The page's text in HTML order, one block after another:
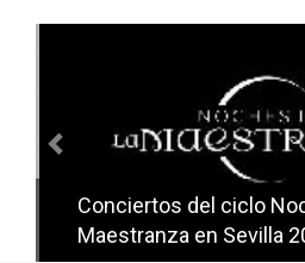
Conciertos del ciclo
Maestranza en Sevilla
Conciertos del ciclo
Sevilla